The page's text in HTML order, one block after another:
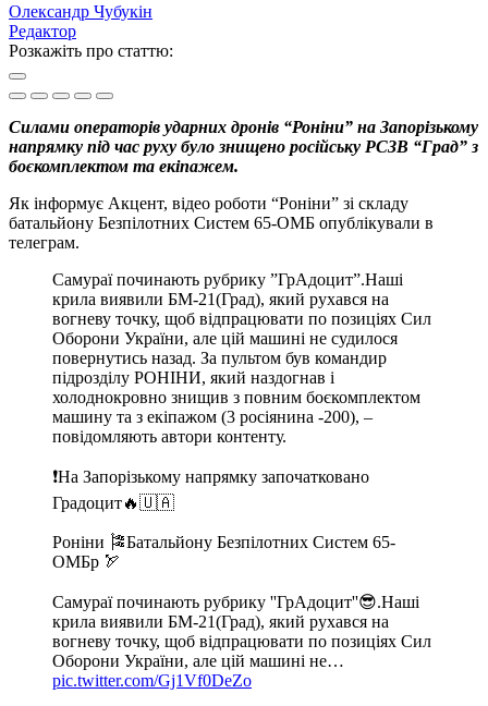
Олександр Чубукін
Редактор
Розкажіть про статтю:
Силами операторів ударних дронів “Роніни” на Запорізькому
напрямку під час руху було знищено російську РСЗВ “Град” з
боєкомплектом та екіпажем.
Як інформує Акцент, відео роботи “Роніни” зі складу
батальйону Безпілотних Систем 65-ОМБ опублікували в
телеграм.
Самураї починають рубрику ”ГрАдоцит”.Наші
крила виявили БМ-21(Град), який рухався на
вогневу точку, щоб відпрацювати по позиціях Сил
Оборони України, але цій машині не судилося
повернутись назад. За пультом був командир
підрозділу РОНІНИ, який наздогнав і
холоднокровно знищив з повним боєкомплектом
машину та з екіпажом (3 росіянина -200), –
повідомляють автори контенту.
❗️На Запорізькому напрямку започатковано
Градоцит🔥🇺🇦
Роніни 🎏Батальйону Безпілотних Систем 65-
ОМБр 🏹
Самураї починають рубрику ''ГрАдоцит''😎.Наші
крила виявили БМ-21(Град), який рухався на
вогневу точку, щоб відпрацювати по позиціях Сил
Оборони України, але цій машині не…
pic.twitter.com/Gj1Vf0DeZo